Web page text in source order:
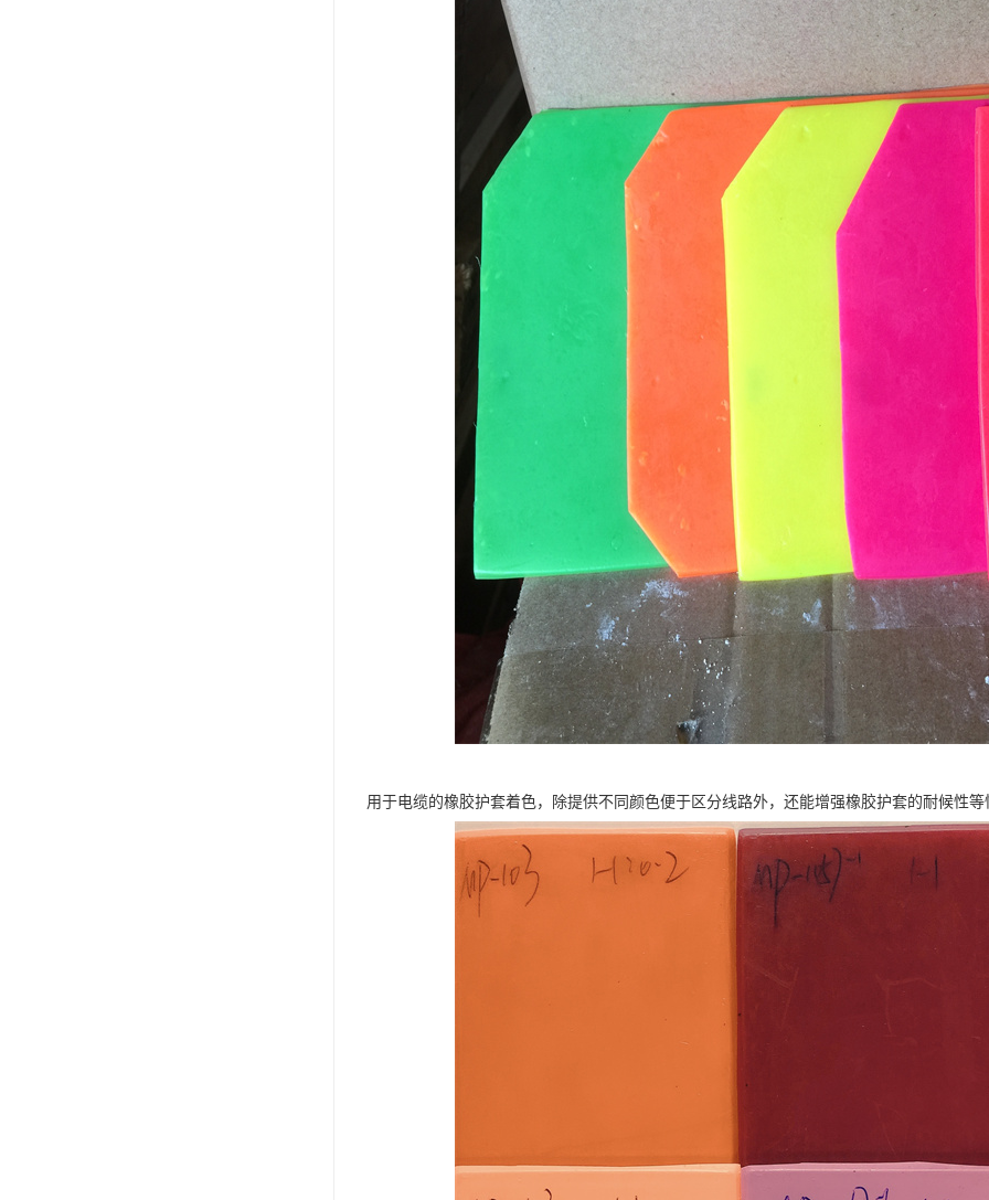
用于电缆的橡胶护套着色，除提供不同颜色便于区分线路外，还能增强橡胶护套的耐候性等